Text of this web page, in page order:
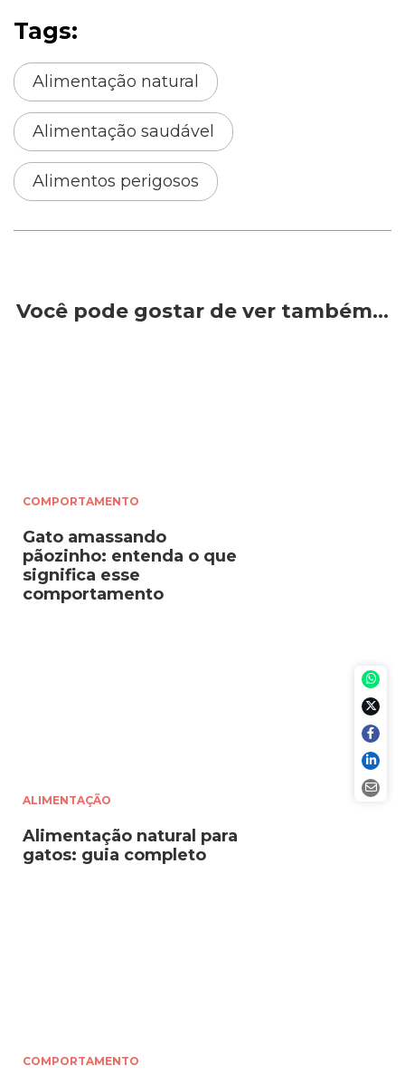
Tags:
Alimentação natural
Alimentação saudável
Alimentos perigosos
Você pode gostar de ver também…
COMPORTAMENTO
Gato amassando
pãozinho: entenda o que
significa esse
comportamento
ALIMENTAÇÃO
Alimentação natural para
gatos: guia completo
COMPORTAMENTO